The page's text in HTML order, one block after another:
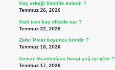
Koç erkeği kiminle evlenir ?
Temmuz 26, 2026
Hızlı tren kaç ülkede var ?
Temmuz 22, 2026
Zafer Polat Koyuncu kimdir ?
Temmuz 18, 2026
Damar tıkanıklığına hangi yağ iyi gelir ?
Temmuz 17, 2026